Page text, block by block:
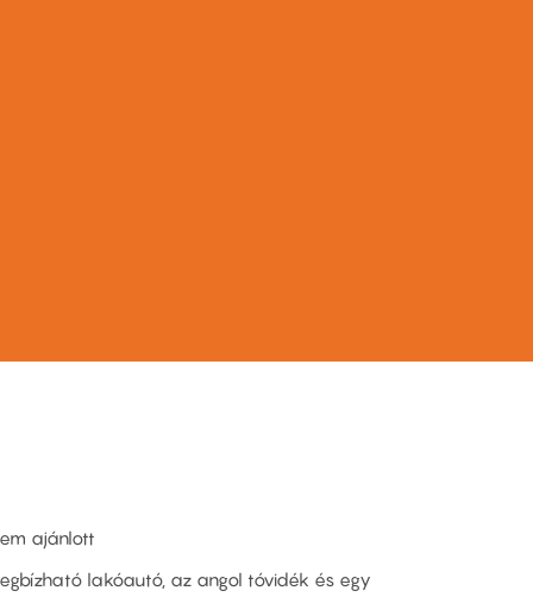
ajánlott
lakóautó, az angol tóvidék és egy